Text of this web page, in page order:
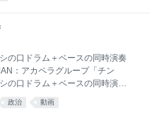
の口ドラム＋ベースの同時演奏
：アカペラグループ「チン
の口ドラム＋ベースの同時演奏
：アカペラグループ「チン☆パ
成 オリジナルなサウンド追求の
政治 動画